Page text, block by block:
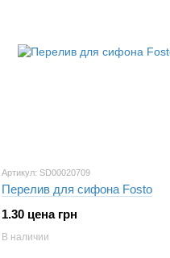
Артикул: SD00020709
Перелив для сифона Fosto
1.30 цена грн
В наличии